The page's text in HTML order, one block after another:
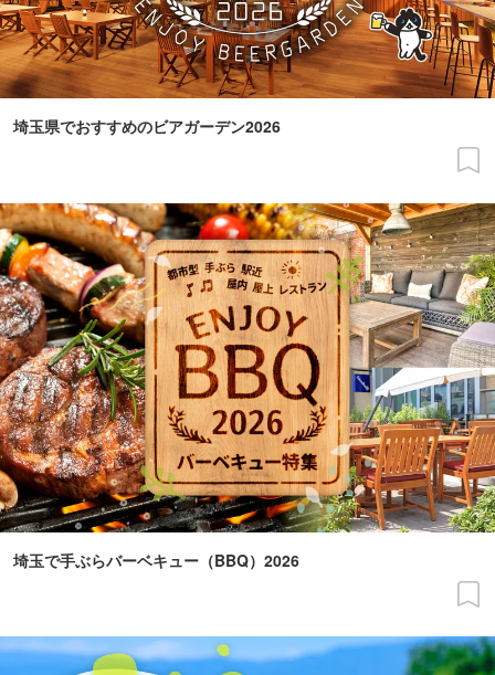
埼玉県でおすすめのビアガーデン2026
埼玉で手ぶらバーベキュー（BBQ）2026